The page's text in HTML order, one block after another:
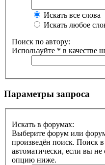
Искать все слова
Искать любое
Поиск по автору:
Используйте * в качестве
Параметры запроса
Искать в форумах:
Выберите форум или
произведён поиск. Поиск
автоматически, если вы
опцию ниже.